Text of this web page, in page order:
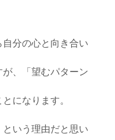
分の心と向き合い
、「望むパターン
になります。
いう理由だと思い